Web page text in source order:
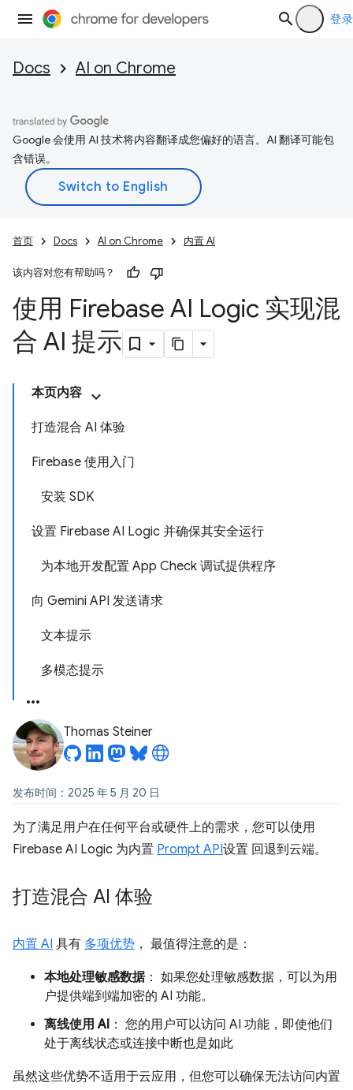
登录
Docs AI on Chrome
Google 会使用 AI 技术将内容翻译成您偏好的语言。AI 翻译可能包
含错误。
首页 Docs AI on Chrome 内置 AI
该内容对您有帮助吗？
使用 Firebase AI Logic 实现混
合 AI 提示
本页内容
打造混合 AI 体验
Firebase 使用入门
安装 SDK
设置 Firebase AI Logic 并确保其安全运行
为本地开发配置 App Check 调试提供程序
向 Gemini API 发送请求
文本提示
多模态提示
Thomas Steiner
发布时间：2025 年 5 月 20 日
为了满足用户在任何平台或硬件上的需求，您可以使用
Firebase AI Logic 为内置 Prompt API设置 回退到云端。
打造混合 AI 体验
内置 AI 具有 多项优势 ， 最值得注意的是：
本地处理敏感数据： 如果您处理敏感数据，可以为用
户提供端到端加密的 AI 功能。
离线使用 AI ： 您的用户可以访问 AI 功能，即使他们
处于离线状态或连接中断也是如此
虽然这些优势不适用于云应用，但您可以确保无法访问内置